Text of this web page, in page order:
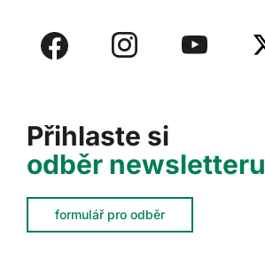
Přihlaste si
odběr newsletteru
formulář pro odběr